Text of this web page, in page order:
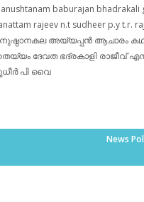
anushtanam baburajan bhadrakali
rajeev n.t sudheer p.yt.r.
അയ്യപ്പന്‍ ആചാരം
ദേവത ഭദ്രകാളി രാജീവ്
പി വൈ
News